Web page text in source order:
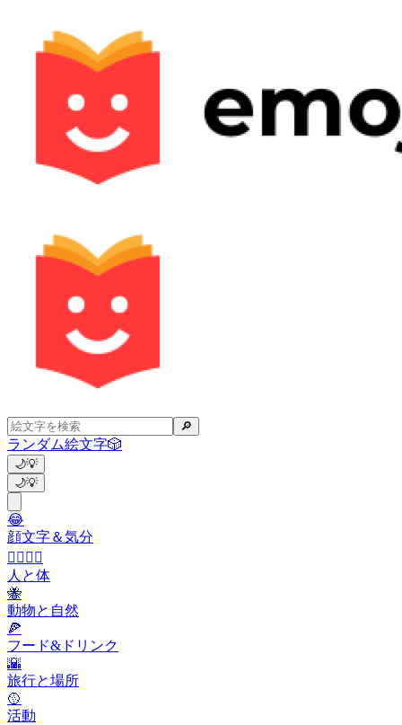
🔎
ランダム絵文字🎲
🌙💡
🌙💡
😂
顔文字＆気分
👩‍❤️‍💋‍👨
人と体
🐝
動物と自然
🍕
フード&ドリンク
🌇
旅行と場所
🥎
活動